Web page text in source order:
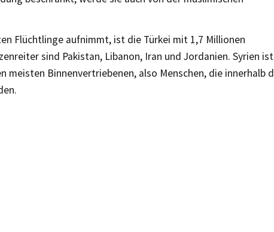
Flüchtlinge aufnimmt, ist die Türkei mit 1,7 Millionen
sind Pakistan, Libanon, Iran und Jordanien. Syrien ist
meisten Binnenvertriebenen, also Menschen, die innerhalb